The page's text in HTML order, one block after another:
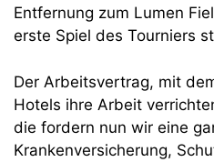
Entfernung zum Lumen
erste Spiel des Tourniers
Der Arbeitsvertrag, mit
Hotels ihre Arbeit
die fordern nun wir eine
Krankenversicherung,